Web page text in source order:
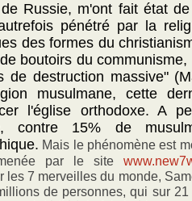
Russie, m'ont fait état
pénétré par la
des formes du
boutoirs du
de destruction massive"
musulmane, cette
l'église orthodoxe. A
contre 15% de
Mais le phénomène est
par le site
les 7 merveilles du monde,
de personnes, qui sur